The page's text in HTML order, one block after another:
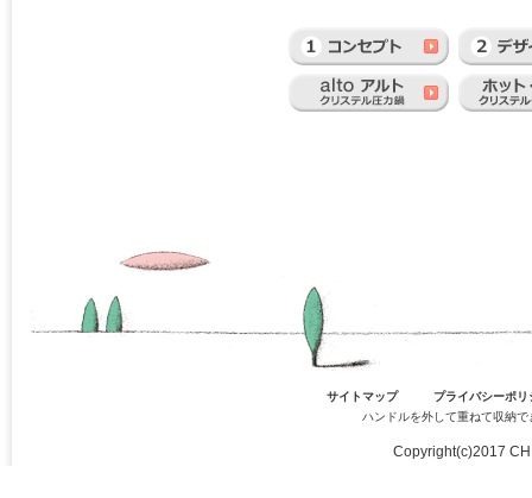
サイトマップ
プライバシーポリ
ハンドルを外して重ねて収納
Copyright(c)2017